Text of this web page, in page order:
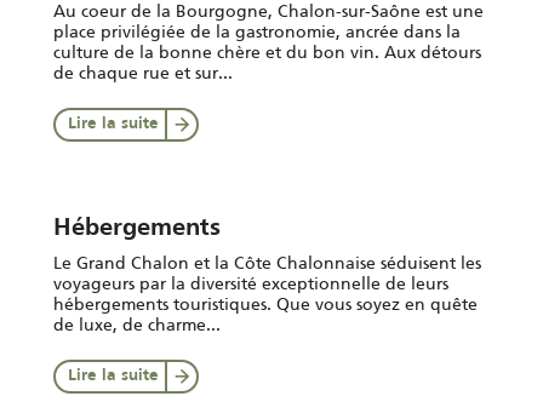
Au coeur de la Bourgogne, Chalon-sur-Saône est une
place privilégiée de la gastronomie, ancrée dans la
culture de la bonne chère et du bon vin. Aux détours
de chaque rue et sur...
Lire la suite
Hébergements
Le Grand Chalon et la Côte Chalonnaise séduisent les
voyageurs par la diversité exceptionnelle de leurs
hébergements touristiques. Que vous soyez en quête
de luxe, de charme...
Lire la suite